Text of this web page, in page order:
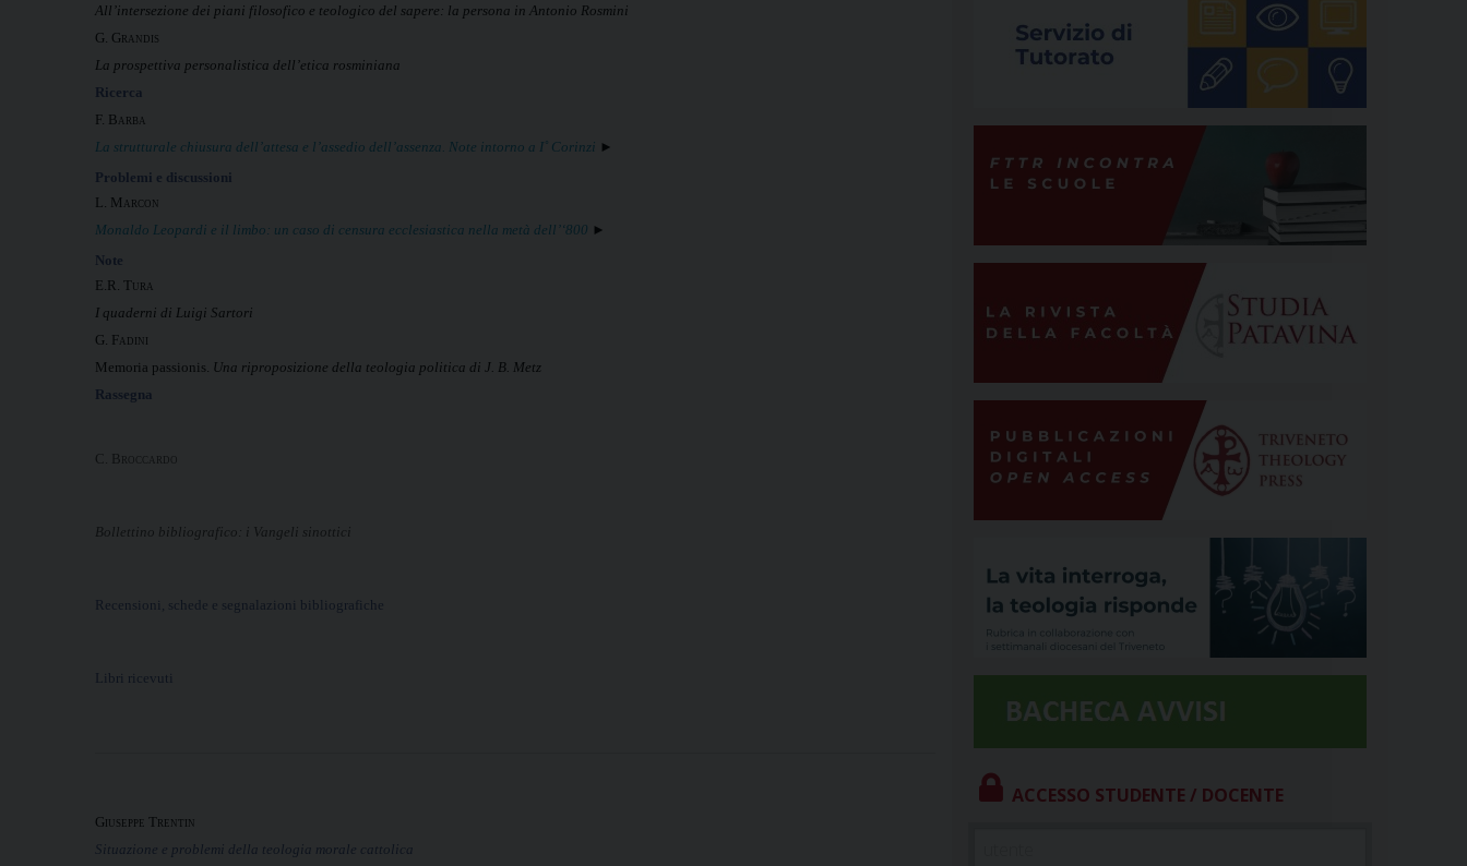
All’intersezione dei piani filosofico e teologico del sapere: la persona in Antonio Rosmini
G. Grandis
La prospettiva personalistica dell’etica rosminiana
Ricerca
F. Barba
La strutturale chiusura dell’attesa e l’assedio dell’assenza. Note intorno a I˚ Corinzi ►
Problemi e discussioni
L. Marcon
Monaldo Leopardi e il limbo: un caso di censura ecclesiastica nella metà dell’‘800 ►
Note
E.R. Tura
I quaderni di Luigi Sartori
G. Fadini
Memoria passionis. Una riproposizione della teologia politica di J. B. Metz
Rassegna
C. Broccardo
Bollettino bibliografico: i Vangeli sinottici
Recensioni, schede e segnalazioni bibliografiche
Libri ricevuti
Giuseppe Trentin
Situazione e problemi della teologia morale cattolica
ACCESSO STUDENTE / DOCENTE